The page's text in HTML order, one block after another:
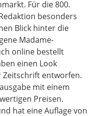
Für die 800.
besonders
Blick hinter die
Madame-
online bestellt
einen Look
Zeitschrift entworfen.
mit einem
Preisen.
hat eine Auflage von